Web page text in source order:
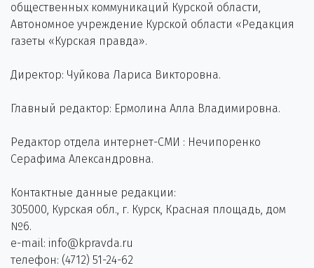
общественных коммуникаций Курской области,
Автономное учреждение Курской области «Редакция
газеты «Курская правда».
Директор: Чуйкова Лариса Викторовна.
Главный редактор: Ермолина Алла Владимировна.
Редактор отдела интернет-СМИ : Нечипоренко
Серафима Александровна.
Контактные данные редакции:
305000, Курская обл., г. Курск, Красная площадь, дом
№6.
e-mail: info@kpravda.ru
телефон: (4712) 51-24-62